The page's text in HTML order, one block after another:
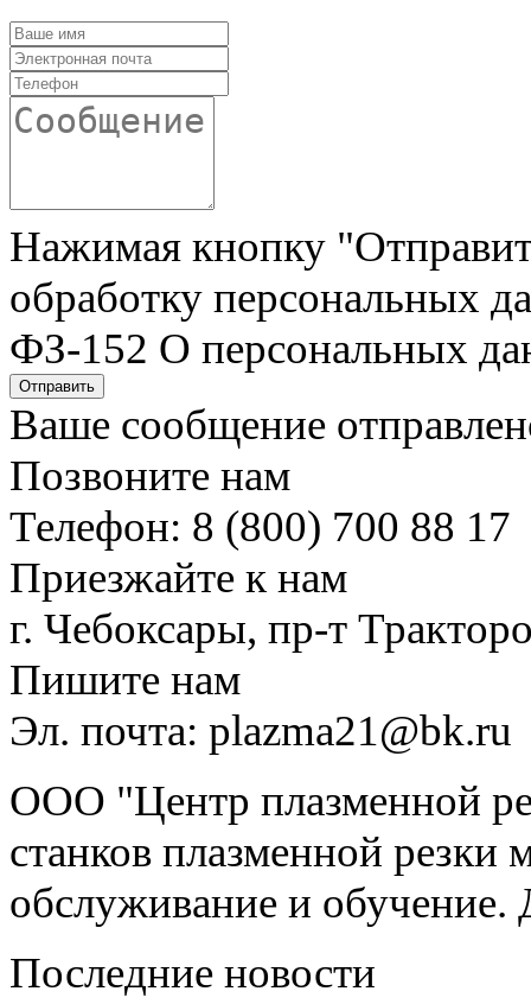
Нажимая кнопку
обработку персональных
ФЗ-152 О персональных
Отправить
Ваше сообщение
Позвоните нам
Телефон: 8 (800) 700 88 17
Приезжайте к нам
г. Чебоксары, пр-т
Пишите нам
Эл. почта: plazma21@bk.ru
ООО "Центр плазменной
станков плазменной резки
обслуживание и обучение.
Последние новости